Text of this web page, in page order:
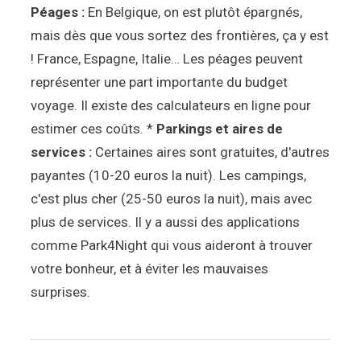
Péages : En Belgique, on est plutôt épargnés,
mais dès que vous sortez des frontières, ça y est
! France, Espagne, Italie… Les péages peuvent
représenter une part importante du budget
voyage. Il existe des calculateurs en ligne pour
estimer ces coûts. * Parkings et aires de
services : Certaines aires sont gratuites, d'autres
payantes (10-20 euros la nuit). Les campings,
c'est plus cher (25-50 euros la nuit), mais avec
plus de services. Il y a aussi des applications
comme Park4Night qui vous aideront à trouver
votre bonheur, et à éviter les mauvaises
surprises.